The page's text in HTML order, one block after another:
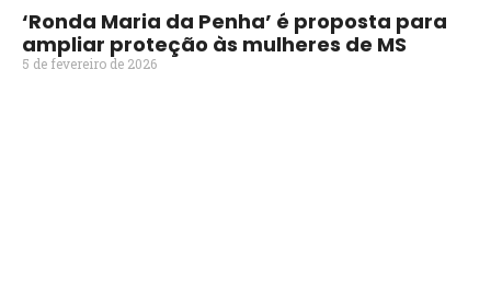
‘Ronda Maria da Penha’ é proposta para
ampliar proteção às mulheres de MS
5 de fevereiro de 2026